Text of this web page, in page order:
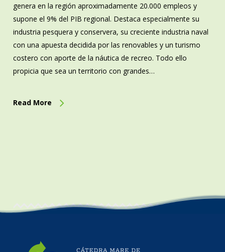
genera en la región aproximadamente 20.000 empleos y
supone el 9% del PIB regional. Destaca especialmente su
industria pesquera y conservera, su creciente industria naval
con una apuesta decidida por las renovables y un turismo
costero con aporte de la náutica de recreo. Todo ello
propicia que sea un territorio con grandes…
Read More